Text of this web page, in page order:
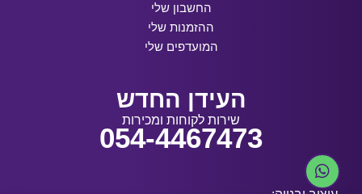
החשבון שלי
ההזמנות שלי
המועדפים שלי
העידן החדש
שירות לקוחות ומכירות
054-4467473